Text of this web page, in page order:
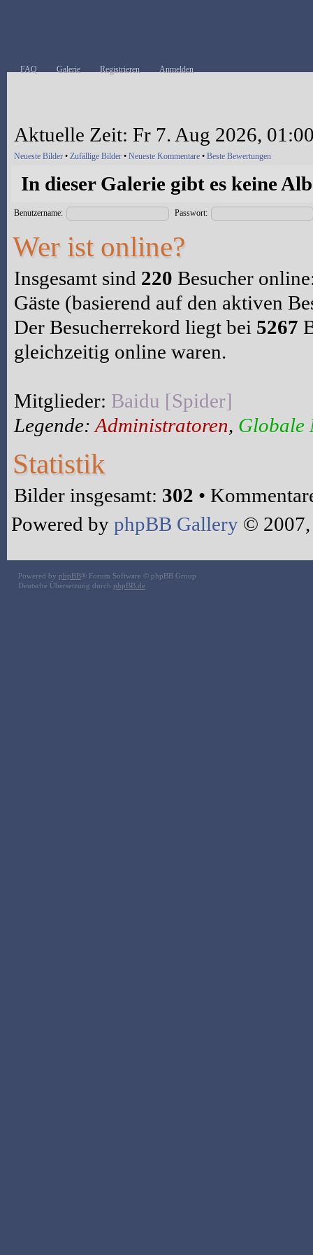
FAQ Galerie Registrieren Anmelden
Aktuelle Zeit: Fr 7. Aug 2026,
Neueste Bilder • Zufällige Bilder • Neueste Kommentare • Beste Bewertungen
In dieser Galerie gibt es keine
Benutzername: Passwort:
Wer ist online?
Insgesamt sind 220 Besucher
Gäste (basierend auf den aktiven
Der Besucherrekord liegt bei 5267
gleichzeitig online waren.
Mitglieder: Baidu [Spider]
Legende: Administratoren, Globale
Statistik
Bilder insgesamt: 302 •
Powered by phpBB Gallery ©
Powered by phpBB® Forum Software © phpBB Group
Deutsche Übersetzung durch phpBB.de